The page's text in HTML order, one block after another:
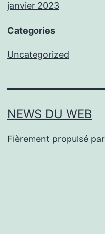
janvier 2023
Categories
Uncategorized
NEWS DU WEB
Fièrement propulsé par